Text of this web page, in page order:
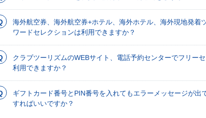
海外航空券、海外航空券+ホテル、海外ホテル、海外現地発着
ワードセレクションは利用できますか？
クラブツーリズムのWEBサイト、電話予約センターでフリー
利用できますか？
ギフトカード番号とPIN番号を入れてもエラーメッセージが出
すればいいですか？